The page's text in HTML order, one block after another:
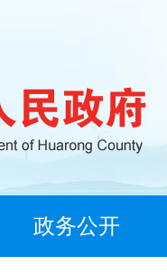
政务公开